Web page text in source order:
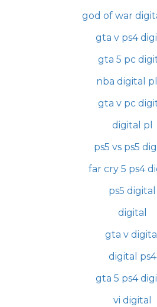
god of war
gta v ps4
gta 5 pc
nba digital
gta v pc
digital pl
ps5 vs ps5
far cry 5 ps4
ps5 digital
digital
gta v digital
digital ps4
gta 5 ps4
vi digital